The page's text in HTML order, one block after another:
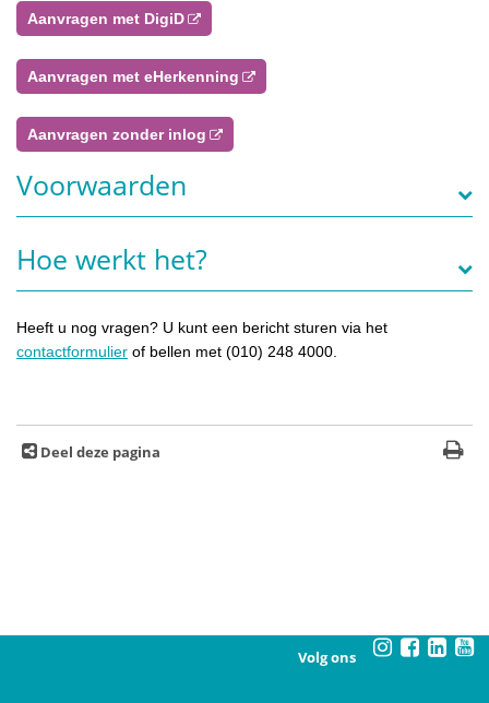
Aanvragen met DigiD
Aanvragen met eHerkenning
Aanvragen zonder inlog
Voorwaarden
Hoe werkt het?
Heeft u nog vragen? U kunt een bericht sturen via het
contactformulier of bellen met (010) 248 4000.
Deel deze pagina
Volg ons